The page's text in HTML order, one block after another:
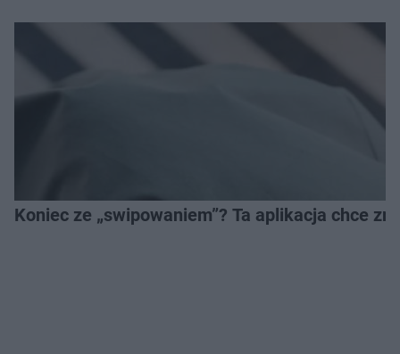
Koniec ze „swipowaniem”? Ta aplikacja chce